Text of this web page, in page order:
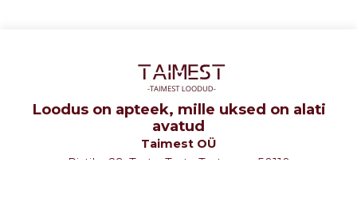
Loodus on apteek, mille uksed on alati
avatud
Taimest OÜ
Ristiku 29, Tartu, Tartu Tartumaa 50110